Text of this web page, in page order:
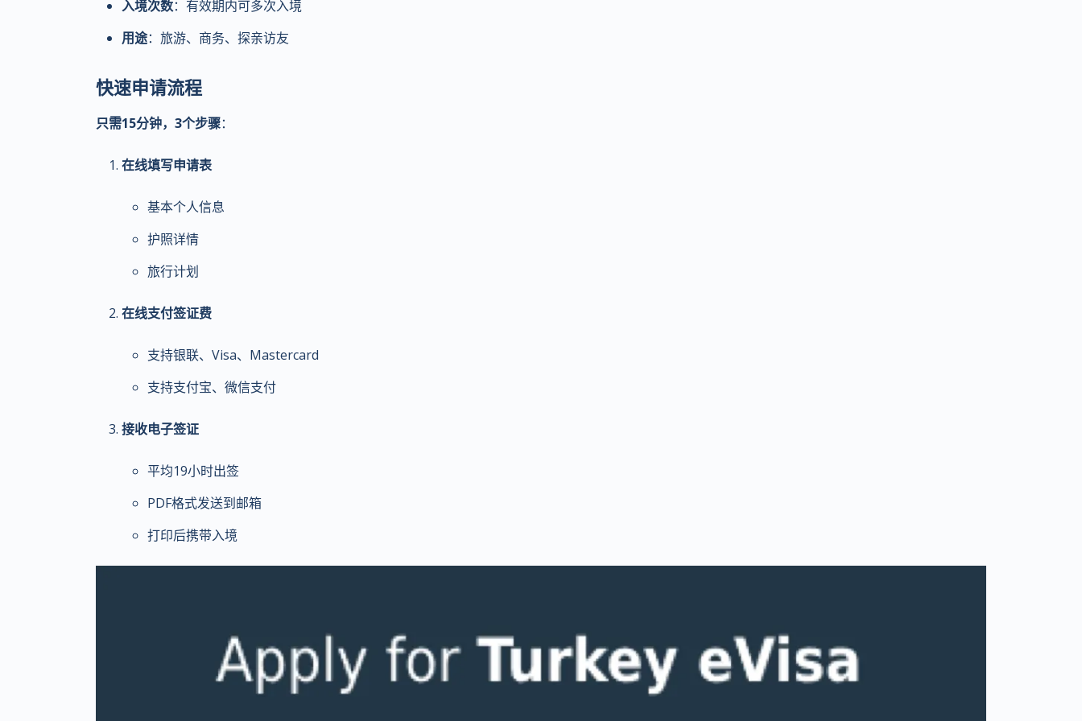
入境次数：有效期内可多次入境
用途：旅游、商务、探亲访友
快速申请流程
只需15分钟，3个步骤：
在线填写申请表
基本个人信息
护照详情
旅行计划
在线支付签证费
支持银联、Visa、Mastercard
支持支付宝、微信支付
接收电子签证
平均19小时出签
PDF格式发送到邮箱
打印后携带入境